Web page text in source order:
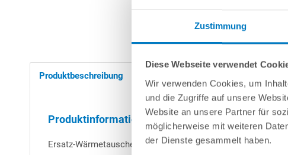
Zustimmung
Diese Webseite verwendet
Wir verwenden Cookies, um
und die Zugriffe auf unsere
Website an unsere Partner für
möglicherweise mit weiteren
der Dienste gesammelt haben.
Produktbeschreibung
Produktinformationen "Titan-Wärmetauscher für
Ersatz-Wärmetauscher aus Kunststoff mit Titan-Heizwendel